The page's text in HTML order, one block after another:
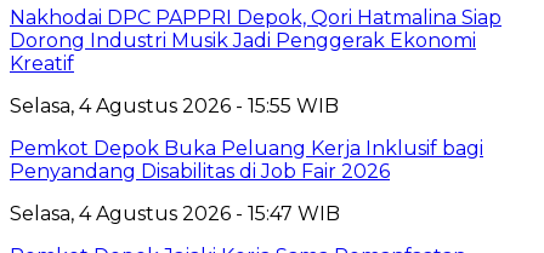
Nakhodai DPC PAPPRI Depok, Qori Hatmalina Siap
Dorong Industri Musik Jadi Penggerak Ekonomi
Kreatif
Selasa, 4 Agustus 2026 - 15:55 WIB
Pemkot Depok Buka Peluang Kerja Inklusif bagi
Penyandang Disabilitas di Job Fair 2026
Selasa, 4 Agustus 2026 - 15:47 WIB